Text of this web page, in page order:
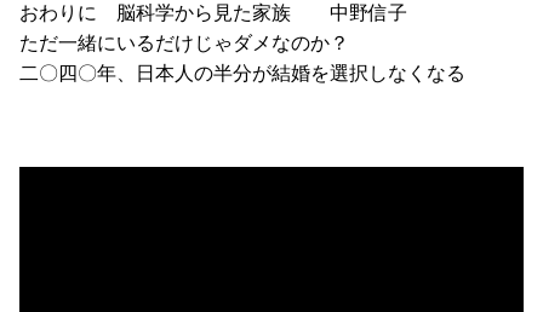
おわりに 脳科学から見た家族 中野信子
ただ一緒にいるだけじゃダメなのか？
二〇四〇年、日本人の半分が結婚を選択しなくなる